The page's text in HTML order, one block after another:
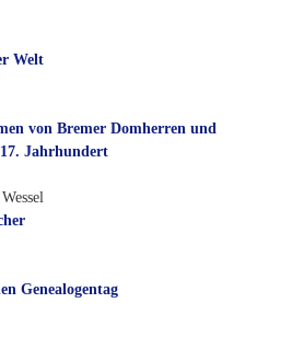
Welt
von Bremer Domherren und
Jahrhundert
Genealogentag